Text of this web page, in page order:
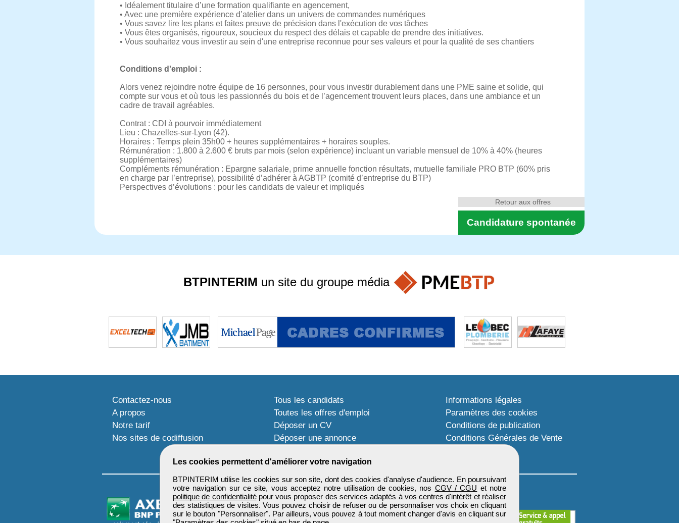
• Idéalement titulaire d’une formation qualifiante en agencement,
• Avec une première expérience d’atelier dans un univers de commandes numériques
• Vous savez lire les plans et faites preuve de précision dans l'exécution de vos tâches
• Vous êtes organisés, rigoureux, soucieux du respect des délais et capable de prendre des initiatives.
• Vous souhaitez vous investir au sein d'une entreprise reconnue pour ses valeurs et pour la qualité de ses chantiers
Conditions d'emploi :
Alors venez rejoindre notre équipe de 16 personnes, pour vous investir durablement dans une PME saine et solide, qui
compte sur vous et où tous les passionnés du bois et de l’agencement trouvent leurs places, dans une ambiance et un
cadre de travail agréables.
Contrat : CDI à pourvoir immédiatement
Lieu : Chazelles-sur-Lyon (42).
Horaires : Temps plein 35h00 + heures supplémentaires + horaires souples.
Rémunération : 1.800 à 2.600 € bruts par mois (selon expérience) incluant un variable mensuel de 10% à 40% (heures
supplémentaires)
Compléments rémunération : Epargne salariale, prime annuelle fonction résultats, mutuelle familiale PRO BTP (60% pris
en charge par l’entreprise), possibilité d’adhérer à AGBTP (comité d’entreprise du BTP)
Perspectives d’évolutions : pour les candidats de valeur et impliqués
Candidature spontanée
Retour aux offres
Les cookies permettent d'améliorer votre navigation
BTPINTERIM utilise les cookies sur son site, dont des cookies d'analyse d'audience. En poursuivant
votre navigation sur ce site, vous acceptez notre utilisation de cookies, nos CGV / CGU et notre
politique de confidentialitépour vous proposer des services adaptés à vos centres d'intérêt et réaliser
des statistiques de visites. Vous pouvez choisir de refuser ou de personnaliser vos choix en cliquant
sur le bouton "Personnaliser". Par ailleurs, vous pouvez à tout moment changer d'avis en cliquant sur
BTPINTERIM un site du groupe média
Contactez-nous
A propos
Notre tarif
Nos sites de codiffusion
Tous les candidats
Toutes les offres d'emploi
Déposer un CV
Déposer une annonce
Informations légales
Paramètres des cookies
Conditions de publication
Conditions Générales de Vente